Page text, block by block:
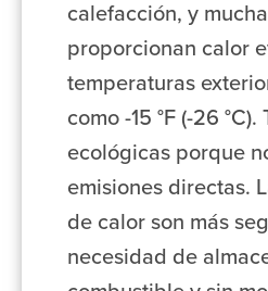
calefacción, y
proporcionan calor
temperaturas
como -15 °F (-26
ecológicas porque
emisiones directas.
de calor son más
necesidad de